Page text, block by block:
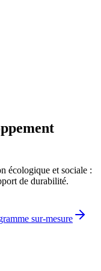
écologique et sociale :
de durabilité.
sur-mesure